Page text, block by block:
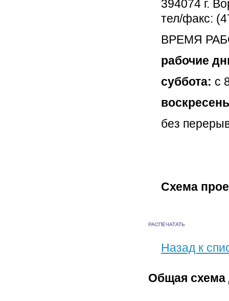
394074 г.
тел/факс:
ВРЕМЯ
рабочие
суббота: с
без
Схема
РАСПЕЧАТАТЬ
Назад к
Общая схема